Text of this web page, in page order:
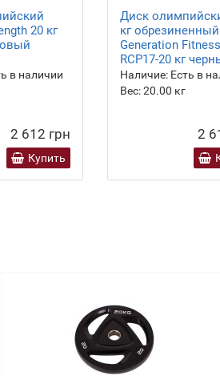
20 кг
в наличии
2 612 грн
Купить
Диск
кг обрезиненный
Generation Fitness
RCP17-20 кг
Наличие: Есть в
Вес:20.00 кг
2